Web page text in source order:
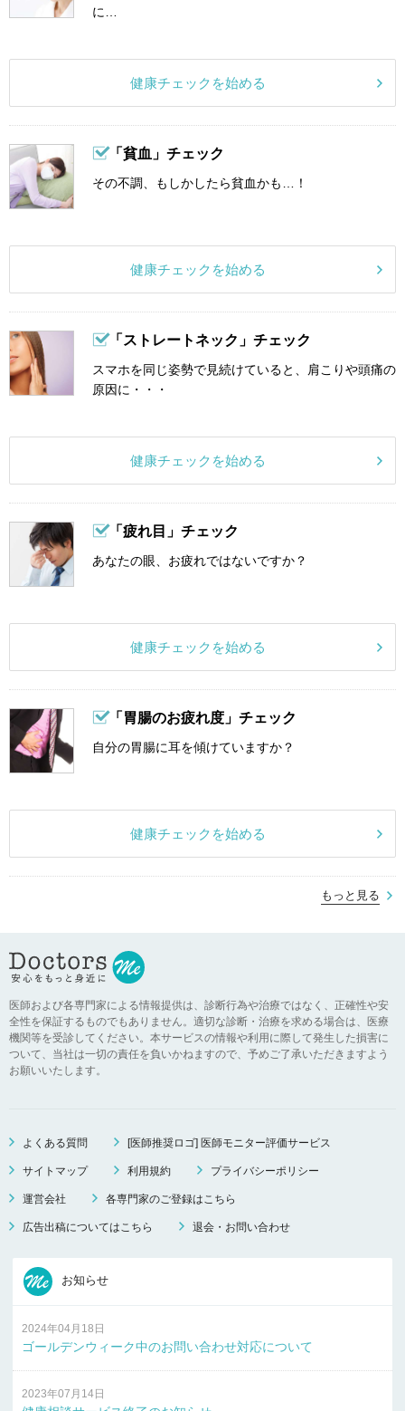
に…
健康チェックを始める
「貧血」チェック
その不調、もしかしたら貧血かも…！
健康チェックを始める
「ストレートネック」チェック
スマホを同じ姿勢で見続けていると、肩こりや頭痛の
原因に・・・
健康チェックを始める
「疲れ目」チェック
あなたの眼、お疲れではないですか？
健康チェックを始める
「胃腸のお疲れ度」チェック
自分の胃腸に耳を傾けていますか？
健康チェックを始める
もっと見る
医師および各専門家による情報提供は、診断行為や治療ではなく、正確性や安
全性を保証するものでもありません。適切な診断・治療を求める場合は、医療
機関等を受診してください。本サービスの情報や利用に際して発生した損害に
ついて、当社は一切の責任を負いかねますので、予めご了承いただきますよう
お願いいたします。
よくある質問 [医師推奨ロゴ] 医師モニター評価サービス
サイトマップ 利用規約 プライバシーポリシー
運営会社 各専門家のご登録はこちら
広告出稿についてはこちら 退会・お問い合わせ
お知らせ
2024年04月18日
ゴールデンウィーク中のお問い合わせ対応について
2023年07月14日